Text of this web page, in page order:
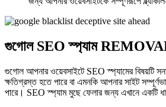
গুগোল SEO স্প্যাম
গুগোল আপনার ওয়েবসাইটে SEO স্প্যামের বিষয়টি
ক্ষতিগ্রস্ত হতে পারে বা এমনকি আপনার সাইট
পারে। SEO স্প্যাম মুছে ফেলার জন্য এখানে একটি